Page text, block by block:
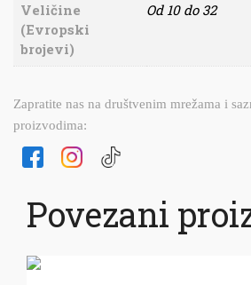
Veličine
(Evropski
brojevi)
Od 10 do 32
Zapratite nas na društvenim mrežama i
proizvodima:
Povezani